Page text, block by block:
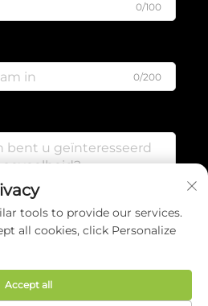
0/100
0/200
tools to provide our services.
all cookies, click Personalize
Accept all